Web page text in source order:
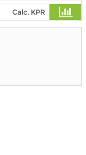
Calc. KPR